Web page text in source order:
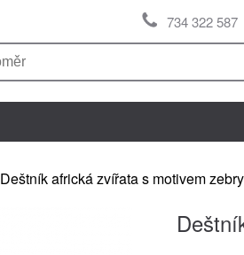
734 322 587
Deštník africká zvířata s motivem zebry